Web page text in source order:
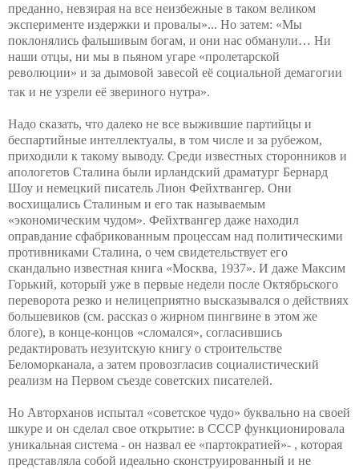
преданно, невзирая на все неизбежные в таком великом
эксперименте издержки и провалы»... Но затем: «Мы
поклонялись фальшивым богам, и они нас обманули… Ни
наши отцы, ни мы в пьяном угаре «пролетарской
революции» и за дымовой завесой её социальной демагогии
так и не узрели её звериного нутра».
Надо сказать, что далеко не все выжившие партийцы и
беспартийные интеллектуалы, в том числе и за рубежом,
приходили к такому выводу. Среди известных сторонников и
апологетов Сталина были ирландский драматург Бернард
Шоу и немецкий писатель Лион Фейхтвангер. Они
восхищались Сталиным и его так называемым
«экономическим чудом». Фейхтвангер даже находил
оправдание сфабрикованным процессам над политическими
противниками Сталина, о чем свидетельствует его
скандально известная книга «Москва, 1937». И даже Максим
Горький, который уже в первые недели после Октябрьского
переворота резко и нелицеприятно высказывался о действиях
большевиков (см. рассказ о жирном пингвине в этом же
блоге), в конце-концов «сломался», согласившись
редактировать иезуитскую книгу о строительстве
Беломорканала, а затем провозгласив социалистический
реализм на Первом съезде советских писателей.
Но Авторханов испытал «советское чудо» буквально на своей
шкуре и он сделал свое открытие: в СССР функционировала
уникальная система - он назвал ее «партократией»- , которая
представляла собой идеально сконструированный и не